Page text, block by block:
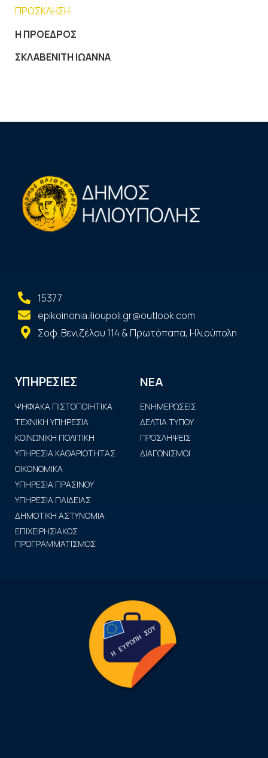
ΠΡΟΣΚΛΗΣΗ
Η ΠΡΟΕΔΡΟΣ
ΣΚΛΑΒΕΝΙΤΗ ΙΩΑΝΝΑ
15377
epikoinonia.ilioupoli.gr@outlook.com
Σοφ. Βενιζέλου 114 & Πρωτόπαπα, Ηλιούπολη
ΥΠΗΡΕΣΙΕΣ
ΨΗΦΙΑΚΑ ΠΙΣΤΟΠΟΙΗΤΙΚΑ
ΤΕΧΝΙΚΗ ΥΠΗΡΕΣΙΑ
ΚΟΙΝΩΝΙΚΗ ΠΟΛΙΤΙΚΗ
ΥΠΗΡΕΣΙΑ ΚΑΘΑΡΙΟΤΗΤΑΣ
ΟΙΚΟΝΟΜΙΚΑ
ΥΠΗΡΕΣΙΑ ΠΡΑΣΙΝΟΥ
ΥΠΗΡΕΣΙΑ ΠΑΙΔΕΙΑΣ
ΔΗΜΟΤΙΚΗ ΑΣΤΥΝΟΜΙΑ
ΕΠΙΧΕΙΡΗΣΙΑΚΟΣ
ΠΡΟΓΡΑΜΜΑΤΙΣΜΟΣ
ΝΕΑ
ΕΝΗΜΕΡΩΣΕΙΣ
ΔΕΛΤΙΑ ΤΥΠΟΥ
ΠΡΟΣΛΗΨΕΙΣ
ΔΙΑΓΩΝΙΣΜΟΙ